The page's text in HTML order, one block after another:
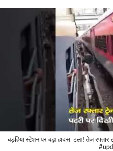
बड़हिया स्टेशन पर बड़ा हादसा टला! तेज